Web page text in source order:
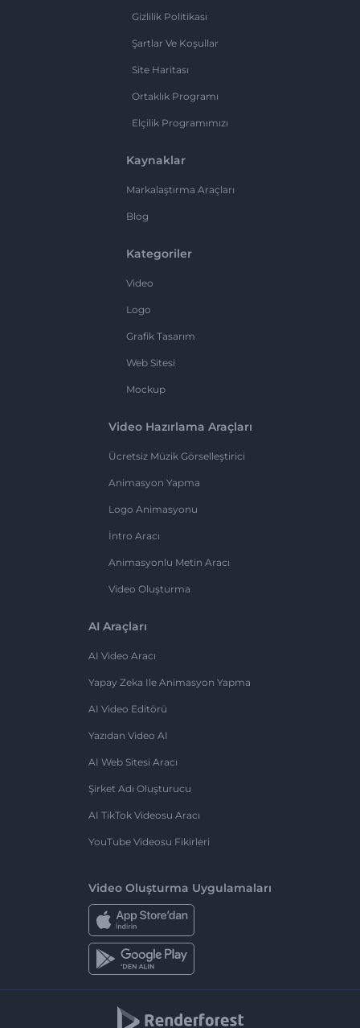
Gizlilik Politikası
Şartlar Ve Koşullar
Site Haritası
Ortaklık Programı
Elçilik Programımızı
Kaynaklar
Markalaştırma Araçları
Blog
Kategoriler
Video
Logo
Grafik Tasarım
Web Sitesi
Mockup
Video Hazırlama Araçları
Ücretsiz Müzik Görselleştirici
Animasyon Yapma
Logo Animasyonu
İntro Aracı
Animasyonlu Metin Aracı
Video Oluşturma
AI Araçları
AI Video Aracı
Yapay Zeka Ile Animasyon Yapma
AI Video Editörü
Yazıdan Video AI
AI Web Sitesi Aracı
Şirket Adı Oluşturucu
AI TikTok Videosu Aracı
YouTube Videosu Fikirleri
Video Oluşturma Uygulamaları